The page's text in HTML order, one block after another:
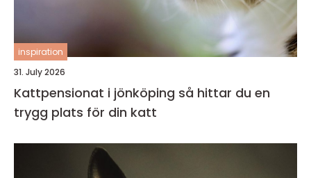
inspiration
31. July 2026
Kattpensionat i jönköping så hittar du en
trygg plats för din katt